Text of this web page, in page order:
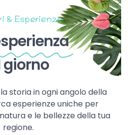
& Esperienze
giorno
storia in ogni angolo della
esperienze uniche per
e le bellezze della tua
regione.